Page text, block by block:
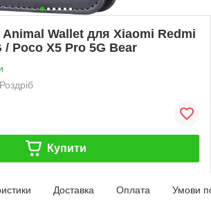
Wallet для Xiaomi Redmi
/ Poco X5 Pro 5G Bear
Роздріб
Купити
Доставка Оплата Умови